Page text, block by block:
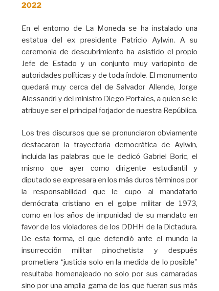
2022
En el entorno de La Moneda se ha instalado una
estatua del ex presidente Patricio Aylwin. A su
ceremonia de descubrimiento ha asistido el propio
Jefe de Estado y un conjunto muy variopinto de
autoridades políticas y de toda índole. El monumento
quedará muy cerca del de Salvador Allende, Jorge
Alessandri y del ministro Diego Portales, a quien se le
atribuye ser el principal forjador de nuestra República.
Los tres discursos que se pronunciaron obviamente
destacaron la trayectoria democrática de Aylwin,
incluida las palabras que le dedicó Gabriel Boric, el
mismo que ayer como dirigente estudiantil y
diputado se expresara en los más duros términos por
la responsabilidad que le cupo al mandatario
demócrata cristiano en el golpe militar de 1973,
como en los años de impunidad de su mandato en
favor de los violadores de los DDHH de la Dictadura.
De esta forma, el que defendió ante el mundo la
insurrección militar pinochetista y después
prometiera “justicia solo en la medida de lo posible”
resultaba homenajeado no solo por sus camaradas
sino por una amplia gama de los que fueran sus más